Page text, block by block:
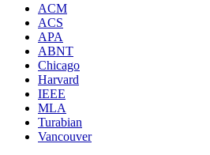
ACM
ACS
APA
ABNT
Chicago
Harvard
IEEE
MLA
Turabian
Vancouver